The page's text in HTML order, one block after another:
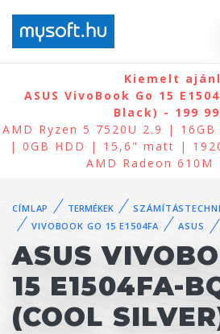
Kiemelt
ASUS VivoBook Go 15
Black) - 199
AMD Ryzen 5 7520U 2.9 | 16GB
| 0GB HDD | 15,6" matt |
AMD Radeon 610M
CÍMLAP TERMÉKEK
VIVOBOOK GO 15 E1504FA
ASUS
ASUS
15 E1504FA-
(COOL